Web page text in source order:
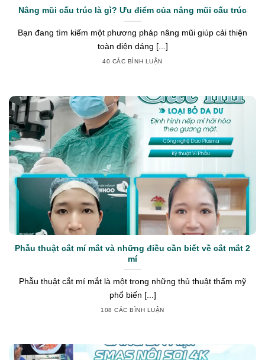
Nâng mũi cấu trúc là gì? Ưu điểm của nâng mũi cấu trúc
Bạn đang tìm kiếm một phương pháp nâng mũi giúp cải thiện
toàn diện dáng [...]
40 CÁC BÌNH LUẬN
Phẫu thuật cắt mí mắt và những điều cần biết về cắt mắt 2
mí
Phẫu thuật cắt mí mắt là một trong những thủ thuật thẩm mỹ
phổ biến [...]
108 CÁC BÌNH LUẬN